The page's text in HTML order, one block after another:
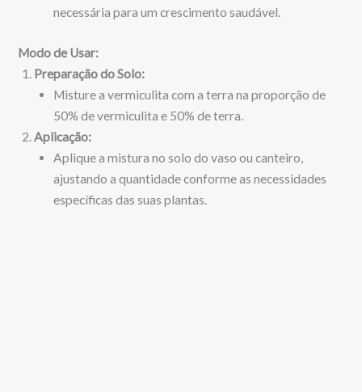
necessária para um crescimento saudável.
Modo de Usar:
Preparação do Solo:
Misture a vermiculita com a terra na proporção de
50% de vermiculita e 50% de terra.
Aplicação:
Aplique a mistura no solo do vaso ou canteiro,
ajustando a quantidade conforme as necessidades
específicas das suas plantas.